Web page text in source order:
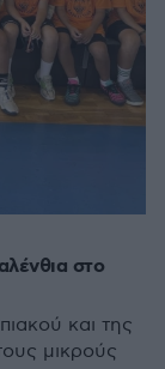
στο
και της
μικρούς